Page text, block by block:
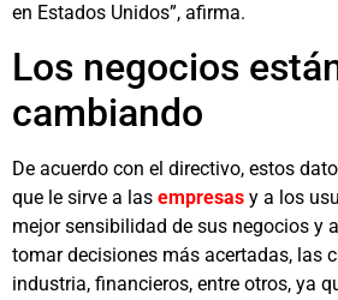
en Estados Unidos”, afirma.
Los negocios
cambiando
De acuerdo con el directivo, estos
que le sirve a las empresas y a los
mejor sensibilidad de sus negocios y
tomar decisiones más acertadas, las
industria, financieros, entre otros, ya